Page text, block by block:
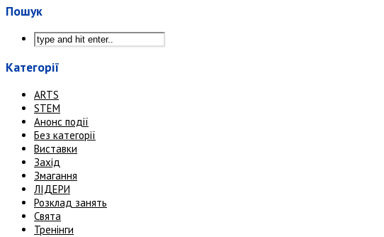
Пошук
Категорії
ARTS
STEM
Анонс події
Без категорії
Виставки
Захід
Змагання
ЛІДЕРИ
Розклад занять
Свята
Тренінги